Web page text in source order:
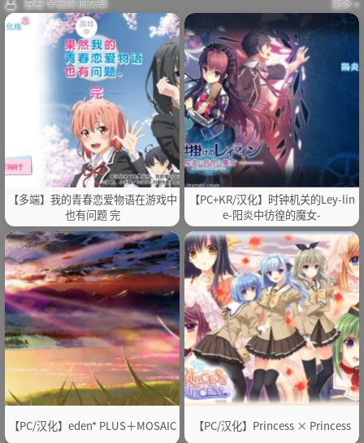
查看 举丧鸽 的文章
更多 »
【多端】我的青春恋爱物语在游戏中
也有问题 完
【PC+KR/汉化】时钟机关的Ley-lin
e-阳炎中彷徨的魔女-
【PC/汉化】eden* PLUS＋MOSAIC 【PC/汉化】Princess × Princess